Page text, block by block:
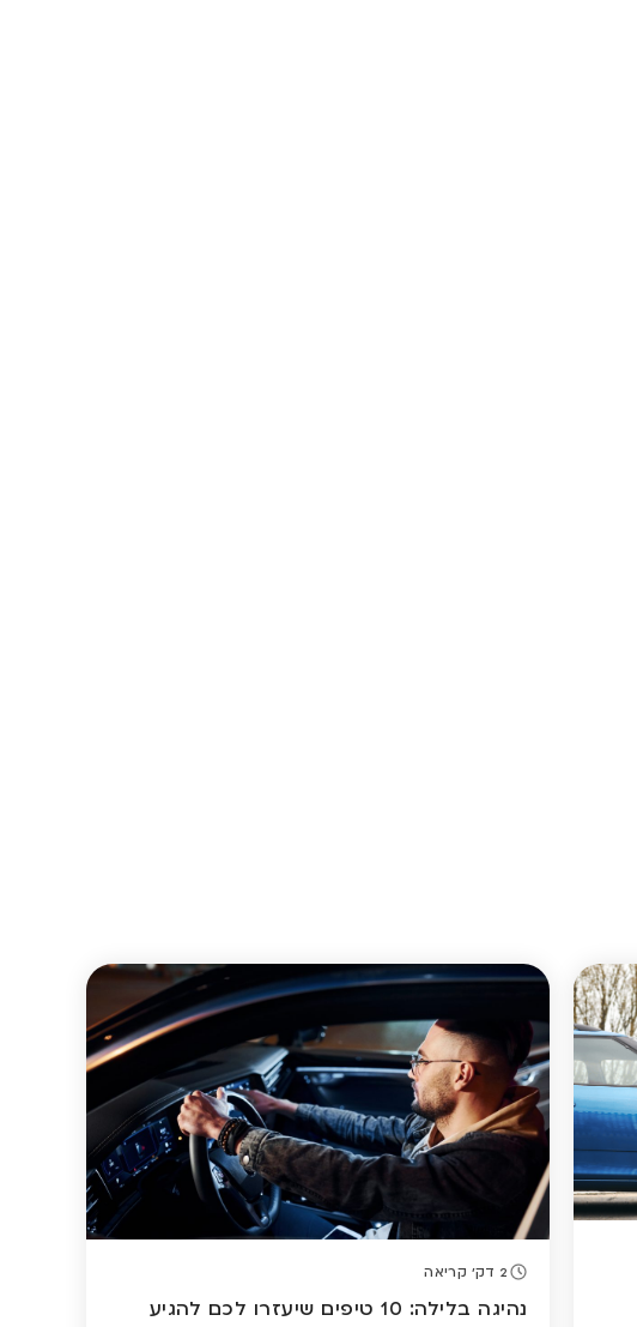
2 דק' קריאה
נהיגה בלילה: 10 טיפים שיעזרו לכם להגיע